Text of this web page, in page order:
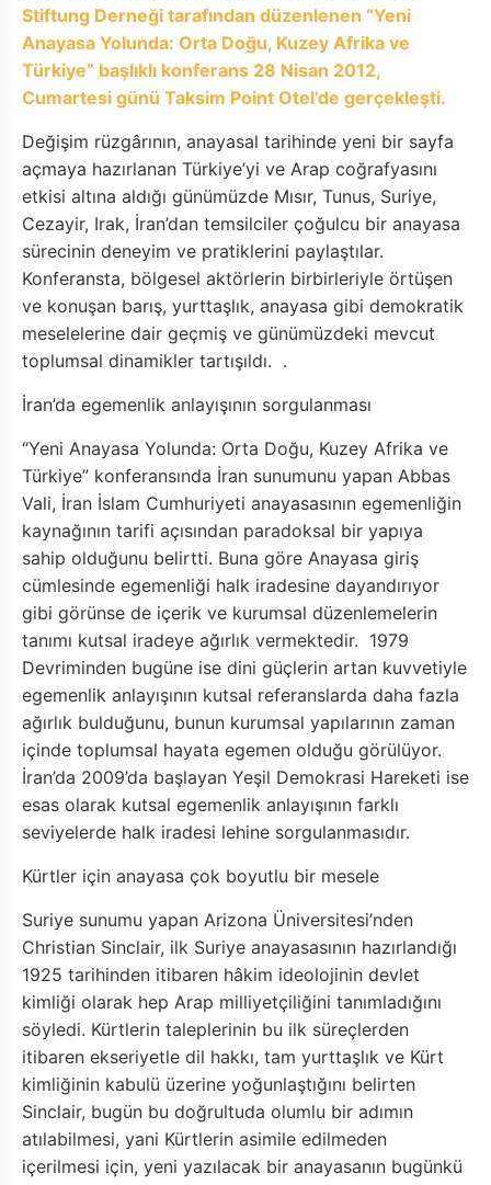
Stiftung Derneği tarafından düzenlenen “Yeni
Anayasa Yolunda: Orta Doğu, Kuzey Afrika ve
Türkiye” başlıklı konferans 28 Nisan 2012,
Cumartesi günü Taksim Point Otel’de gerçekleşti.
Değişim rüzgârının, anayasal tarihinde yeni bir sayfa
açmaya hazırlanan Türkiye’yi ve Arap coğrafyasını
etkisi altına aldığı günümüzde Mısır, Tunus, Suriye,
Cezayir, Irak, İran’dan temsilciler çoğulcu bir anayasa
sürecinin deneyim ve pratiklerini paylaştılar.
Konferansta, bölgesel aktörlerin birbirleriyle örtüşen
ve konuşan barış, yurttaşlık, anayasa gibi demokratik
meselelerine dair geçmiş ve günümüzdeki mevcut
toplumsal dinamikler tartışıldı. .
İran’da egemenlik anlayışının sorgulanması
“Yeni Anayasa Yolunda: Orta Doğu, Kuzey Afrika ve
Türkiye” konferansında İran sunumunu yapan Abbas
Vali, İran İslam Cumhuriyeti anayasasının egemenliğin
kaynağının tarifi açısından paradoksal bir yapıya
sahip olduğunu belirtti. Buna göre Anayasa giriş
cümlesinde egemenliği halk iradesine dayandırıyor
gibi görünse de içerik ve kurumsal düzenlemelerin
tanımı kutsal iradeye ağırlık vermektedir. 1979
Devriminden bugüne ise dini güçlerin artan kuvvetiyle
egemenlik anlayışının kutsal referanslarda daha fazla
ağırlık bulduğunu, bunun kurumsal yapılarının zaman
içinde toplumsal hayata egemen olduğu görülüyor.
İran’da 2009’da başlayan Yeşil Demokrasi Hareketi ise
esas olarak kutsal egemenlik anlayışının farklı
seviyelerde halk iradesi lehine sorgulanmasıdır.
Kürtler için anayasa çok boyutlu bir mesele
Suriye sunumu yapan Arizona Üniversitesi’nden
Christian Sinclair, ilk Suriye anayasasının hazırlandığı
1925 tarihinden itibaren hâkim ideolojinin devlet
kimliği olarak hep Arap milliyetçiliğini tanımladığını
söyledi. Kürtlerin taleplerinin bu ilk süreçlerden
itibaren ekseriyetle dil hakkı, tam yurttaşlık ve Kürt
kimliğinin kabulü üzerine yoğunlaştığını belirten
Sinclair, bugün bu doğrultuda olumlu bir adımın
atılabilmesi, yani Kürtlerin asimile edilmeden
içerilmesi için, yeni yazılacak bir anayasanın bugünkü